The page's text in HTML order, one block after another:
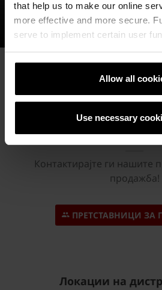
that help us to make our online
more effective and more secure.
serve to implement certain user
Allow all
Use necessary
Дали ви
Сакате
Контактирајте ги нашите
продажба!
ПРЕТСТАВНИЦИ ЗА
Локации на